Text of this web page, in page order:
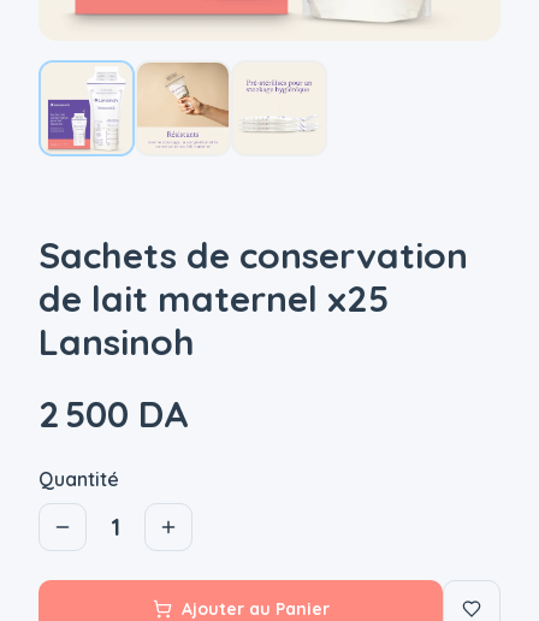
Sachets de conservation
de lait maternel x25
Lansinoh
2 500 DA
Quantité
1
Ajouter au Panier